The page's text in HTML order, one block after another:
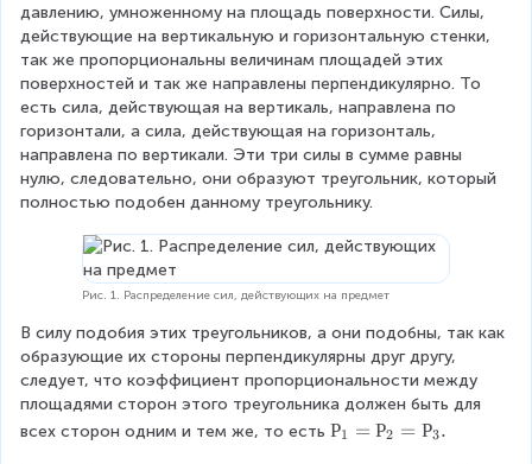
давлению, умноженному на площадь поверхности. Силы,
действующие на вертикальную и горизонтальную стенки,
так же пропорциональны величинам площадей этих
поверхностей и так же направлены перпендикулярно. То
есть сила, действующая на вертикаль, направлена по
горизонтали, а сила, действующая на горизонталь,
направлена по вертикали. Эти три силы в сумме равны
нулю, следовательно, они образуют треугольник, который
полностью подобен данному треугольнику.
Рис. 1. Распределение сил, действующих на предмет
В силу подобия этих треугольников, а они подобны, так как
образующие их стороны перпендикулярны друг другу,
следует, что коэффициент пропорциональности между
площадями сторон этого треугольника должен быть для
всех сторон одним и тем же, то есть Р
Р1 = Р2 = Р3.